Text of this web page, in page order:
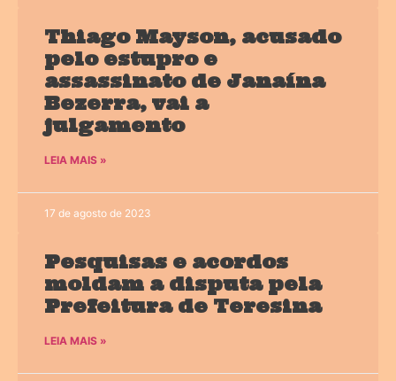
Thiago Mayson, acusado
pelo estupro e
assassinato de Janaína
Bezerra, vai a
julgamento
LEIA MAIS »
17 de agosto de 2023
Pesquisas e acordos
moldam a disputa pela
Prefeitura de Teresina
LEIA MAIS »